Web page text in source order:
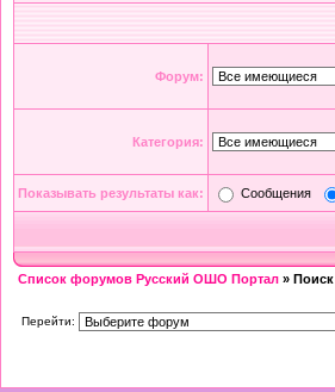
Форум:
Категория:
Показывать результаты как: Сообщения
Список форумов Русский ОШО Портал » Поиск
Перейти: